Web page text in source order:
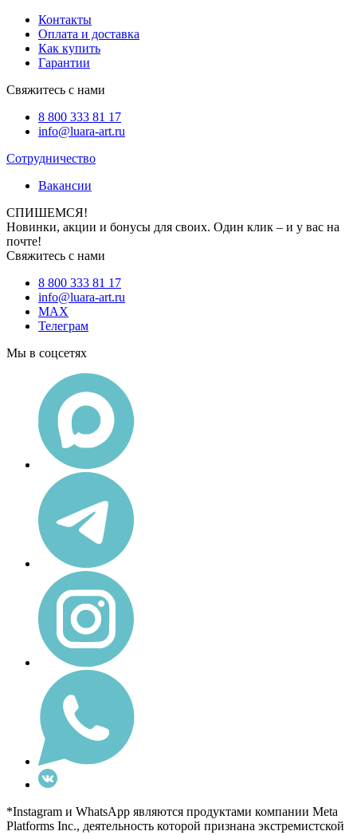
Контакты
Оплата и доставка
Как купить
Гарантии
Свяжитесь с нами
8 800 333 81 17
info@luara-art.ru
Сотрудничество
Вакансии
СПИШЕМСЯ!
Новинки, акции и бонусы для своих. Один клик – и у вас на
почте!
Свяжитесь с нами
8 800 333 81 17
info@luara-art.ru
MAX
Телеграм
Мы в соцсетях
*Instagram и WhatsApp являются продуктами компании Meta
Platforms Inc., деятельность которой признана экстремистской